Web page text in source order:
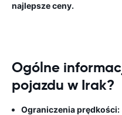
najlepsze ceny.
Ogólne
pojazdu w Irak?
Ograniczenia prędkości: